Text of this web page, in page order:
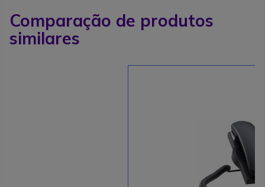
Comparação de produtos
similares